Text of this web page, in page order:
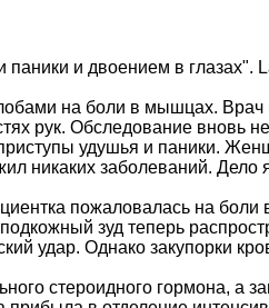
и двоением в глазах".
на боли в мышцах. Врач
рук. Обследование вновь
удушья и паники.
никаких заболеваний. Дело
пожаловалась на
зуд теперь
удар. Однако закупорки
стероидного гормона, а